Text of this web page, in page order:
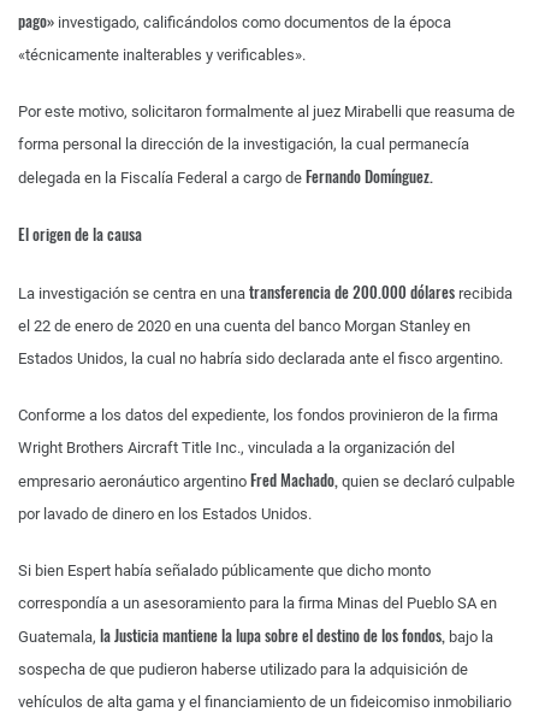
pago» investigado, calificándolos como documentos de la época
«técnicamente inalterables y verificables».
Por este motivo, solicitaron formalmente al juez Mirabelli que reasuma de
forma personal la dirección de la investigación, la cual permanecía
delegada en la Fiscalía Federal a cargo de Fernando Domínguez.
El origen de la causa
La investigación se centra en una transferencia de 200.000 dólares recibida
el 22 de enero de 2020 en una cuenta del banco Morgan Stanley en
Estados Unidos, la cual no habría sido declarada ante el fisco argentino.
Conforme a los datos del expediente, los fondos provinieron de la firma
Wright Brothers Aircraft Title Inc., vinculada a la organización del
empresario aeronáutico argentino Fred Machado, quien se declaró culpable
por lavado de dinero en los Estados Unidos.
Si bien Espert había señalado públicamente que dicho monto
correspondía a un asesoramiento para la firma Minas del Pueblo SA en
Guatemala, la Justicia mantiene la lupa sobre el destino de los fondos, bajo la
sospecha de que pudieron haberse utilizado para la adquisición de
vehículos de alta gama y el financiamiento de un fideicomiso inmobiliario